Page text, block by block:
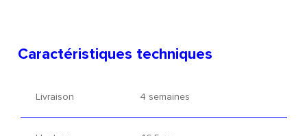
Caractéristiques techniques
Livraison 4 semaines